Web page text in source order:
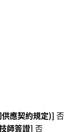
應契約規定)] 否
師簽證] 否